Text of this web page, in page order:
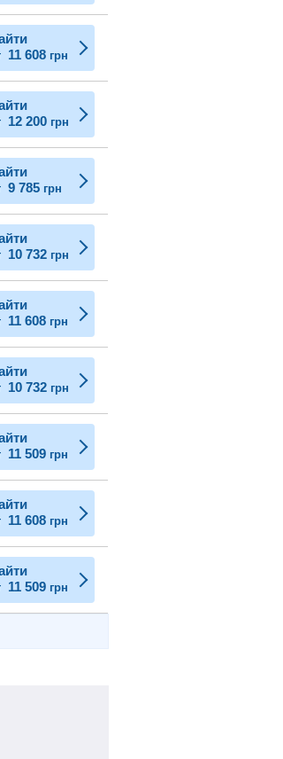
11 608 грн
12 200 грн
9 785 грн
10 732 грн
11 608 грн
10 732 грн
11 509 грн
11 608 грн
11 509 грн